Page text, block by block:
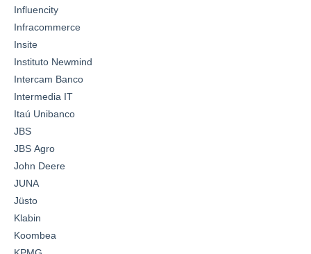
Influencity
Infracommerce
Insite
Instituto Newmind
Intercam Banco
Intermedia IT
Itaú Unibanco
JBS
JBS Agro
John Deere
JUNA
Jüsto
Klabin
Koombea